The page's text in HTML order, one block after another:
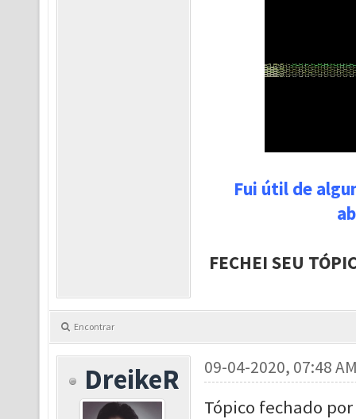
Fui útil de
FECHEI SEU
Encontrar
DreikeR 09-04-2020, 07:48
Tópico fechado